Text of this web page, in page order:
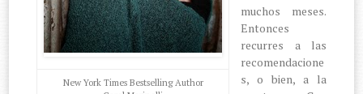
New York Times Bestselling Author
muchos meses.
Entonces
recurres a las
recomendacione
s, o bien, a la